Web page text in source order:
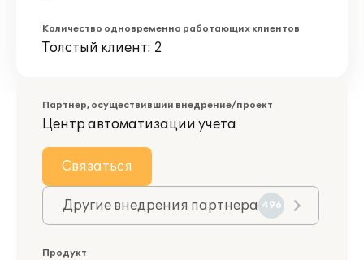
Количество одновременно работающих клиентов
Толстый клиент: 2
Партнер, осуществивший внедрение/проект
Центр автоматизации учета
Связаться
Другие внедрения партнера 496
Продукт